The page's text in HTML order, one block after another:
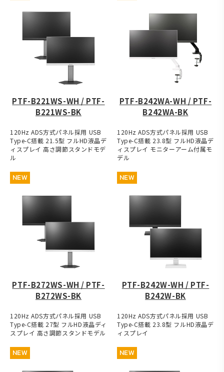
PTF-B221WS-WH / PTF-
B221WS-BK
120Hz ADS方式パネル採用 USB
Type-C搭載 21.5型 フルHD液晶デ
ィスプレイ 高さ調節スタンドモデ
ル
PTF-B242WA-WH / PTF-
B242WA-BK
120Hz ADS方式パネル採用 USB
Type-C搭載 23.8型 フルHD液晶デ
ィスプレイ モニターアーム付属モ
デル
NEW
PTF-B272WS-WH / PTF-
B272WS-BK
120Hz ADS方式パネル採用 USB
Type-C搭載 27型 フルHD液晶ディ
スプレイ 高さ調節スタンドモデル
NEW
PTF-B242W-WH / PTF-
B242W-BK
120Hz ADS方式パネル採用 USB
Type-C搭載 23.8型 フルHD液晶デ
ィスプレイ
NEW NEW